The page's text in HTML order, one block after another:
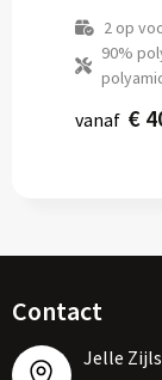
2op
90%
vanaf €
Contact
Jelle